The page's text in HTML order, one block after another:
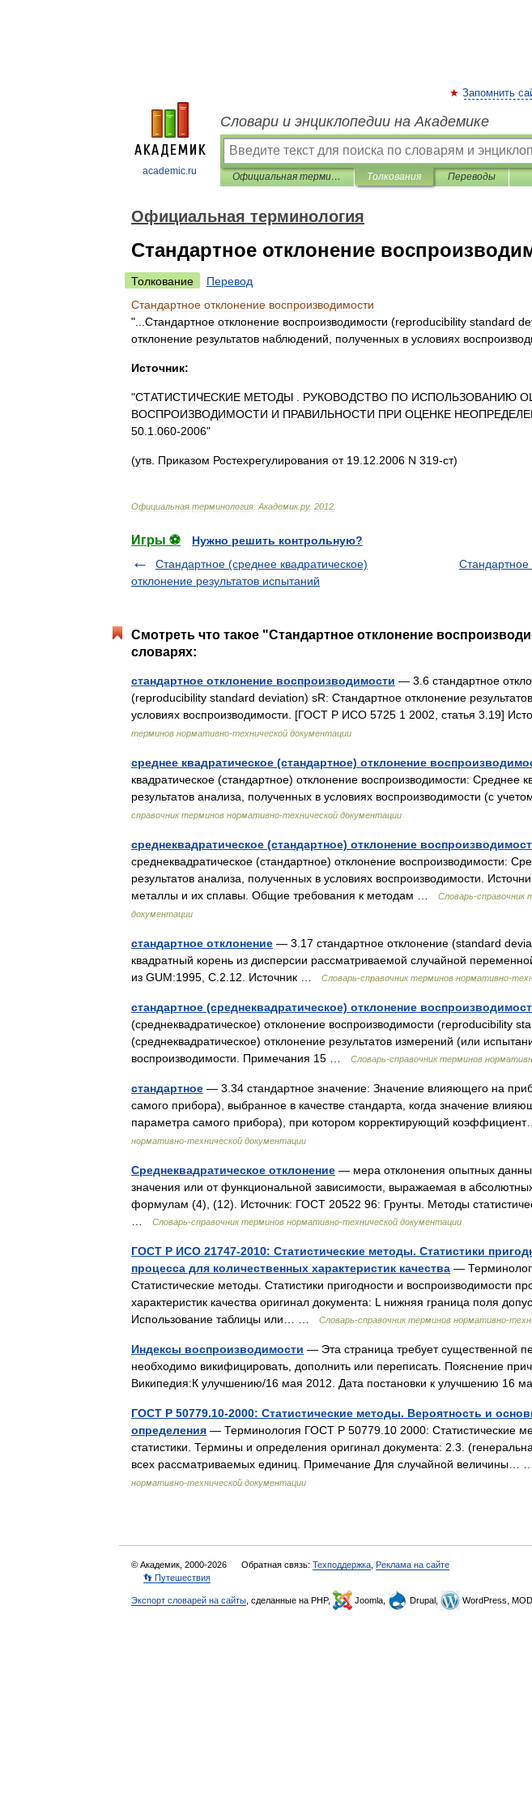
academic.ru
Запомнить
Словари и энциклопедии на Академике
Официальная терминология Толкования Переводы
Официальная терминология
Стандартное отклонение
Толкование
Перевод
Стандартное отклонение воспроизводимости
"... Стандартное отклонение воспроизводимости (reproducibility standard
отклонение результатов наблюдений полученных в условиях
Источник:
"СТАТИСТИЧЕСКИЕ МЕТОДЫ РУКОВОДСТВО ПО ИСПОЛЬЗОВАНИЮ
ВОСПРОИЗВОДИМОСТИ И ПРАВИЛЬНОСТИ ПРИ ОЦЕНКЕ
50 1 060-2006"
(утв Приказом Ростехрегулирования от 19 12 2006 N 319-ст)
Официальная терминология Академик.ру. 2012
Игры ⚽
Нужно решить контрольную?
Стандартное (среднее квадратическое)
отклонение результатов испытаний
Стандартное
Смотреть что такое "Стандартное отклонение
словарях:
стандартное отклонение воспроизводимости — 3.6 стандартное
(reproducibility standard deviation) sR: Стандартное отклонение
условиях воспроизводимости. [ГОСТ Р ИСО 5725 1 2002, статья 3.19]
терминов нормативно-технической документации
среднее квадратическое (стандартное) отклонение
квадратическое (стандартное) отклонение воспроизводимости: Среднее
результатов анализа, полученных в условиях воспроизводимости (с
справочник терминов нормативно-технической документации
среднеквадратическое (стандартное) отклонение
среднеквадратическое (стандартное) отклонение воспроизводимости:
результатов анализа, полученных в условиях воспроизводимости.
металлы и их сплавы. Общие требования к методам …
Словарь-справочник
документации
стандартное отклонение — 3.17 стандартное отклонение (standard
квадратный корень из дисперсии рассматриваемой случайной
из GUM:1995, С.2.12. Источник …
Словарь-справочник терминов нормативно-
стандартное (среднеквадратическое) отклонение
(среднеквадратическое) отклонение воспроизводимости (reproducibility
(среднеквадратическое) отклонение результатов измерений (или
воспроизводимости. Примечания 15 …
Словарь-справочник терминов
стандартное — 3.34 стандартное значение: Значение влияющего на
самого прибора), выбранное в качестве стандарта, когда значение
параметра самого прибора), при котором корректирующий
нормативно-технической документации
Среднеквадратическое отклонение — мера отклонения опытных
значения или от функциональной зависимости, выражаемая в
формулам (4), (12). Источник: ГОСТ 20522 96: Грунты. Методы
Словарь-справочник терминов нормативно-технической документации
ГОСТ Р ИСО 21747-2010: Статистические методы. Статистики
процесса для количественных характеристик качества —
Статистические методы. Статистики пригодности и воспроизводимости
характеристик качества оригинал документа: L нижняя граница поля
Использование таблицы или… …
Словарь-справочник терминов нормативно-
Индексы воспроизводимости — Эта страница требует существенной
необходимо викифицировать, дополнить или переписать. Пояснение
Википедия:К улучшению/16 мая 2012. Дата постановки к улучшению 16
ГОСТ Р 50779.10-2000: Статистические методы. Вероятность и
определения — Терминология ГОСТ Р 50779.10 2000: Статистические
статистики. Термины и определения оригинал документа: 2.3.
всех рассматриваемых единиц. Примечание Для случайной величины…
нормативно-технической документации
© Академик, 2000-2026 Обратная связь: Техподдержка Реклама на сайте
👣 Путешествия
Экспорт словарей на сайты , сделанные на PHP, Joomla, Drupal, WordPress,